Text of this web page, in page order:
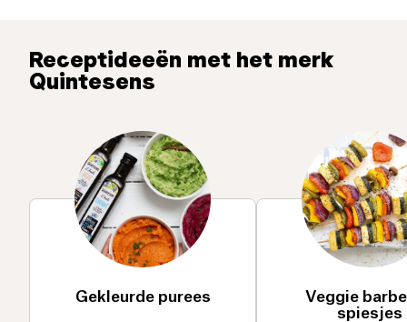
Receptideeën met het merk
Quintesens
Gekleurde purees
Veggie
spiesjes